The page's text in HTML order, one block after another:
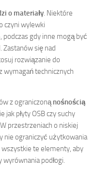
o materiały . Niektóre
czyni wylewki
gdy inne mogą być
Zastanów się nad
rozwiązanie do
wymagań technicznych
z ograniczoną nośnością
jak płyty OSB czy suchy
przestrzeniach o niskiej
nie ograniczyć użytkowania
te elementy, aby
podłogi.